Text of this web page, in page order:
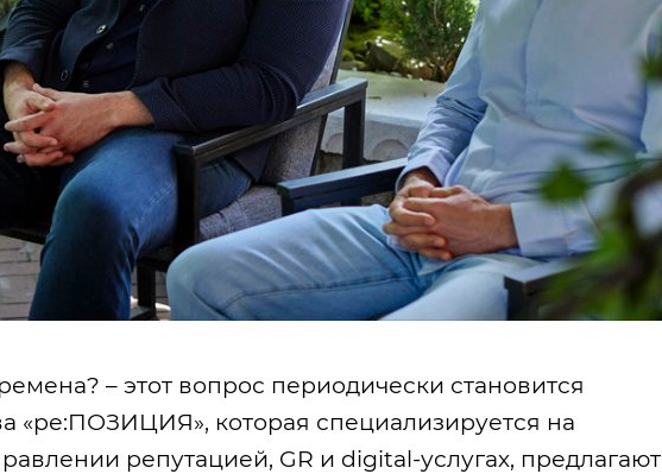
– этот вопрос периодически становится
«ре:ПОЗИЦИЯ», которая специализируется на
репутацией, GR и digital-услугах, предлагают